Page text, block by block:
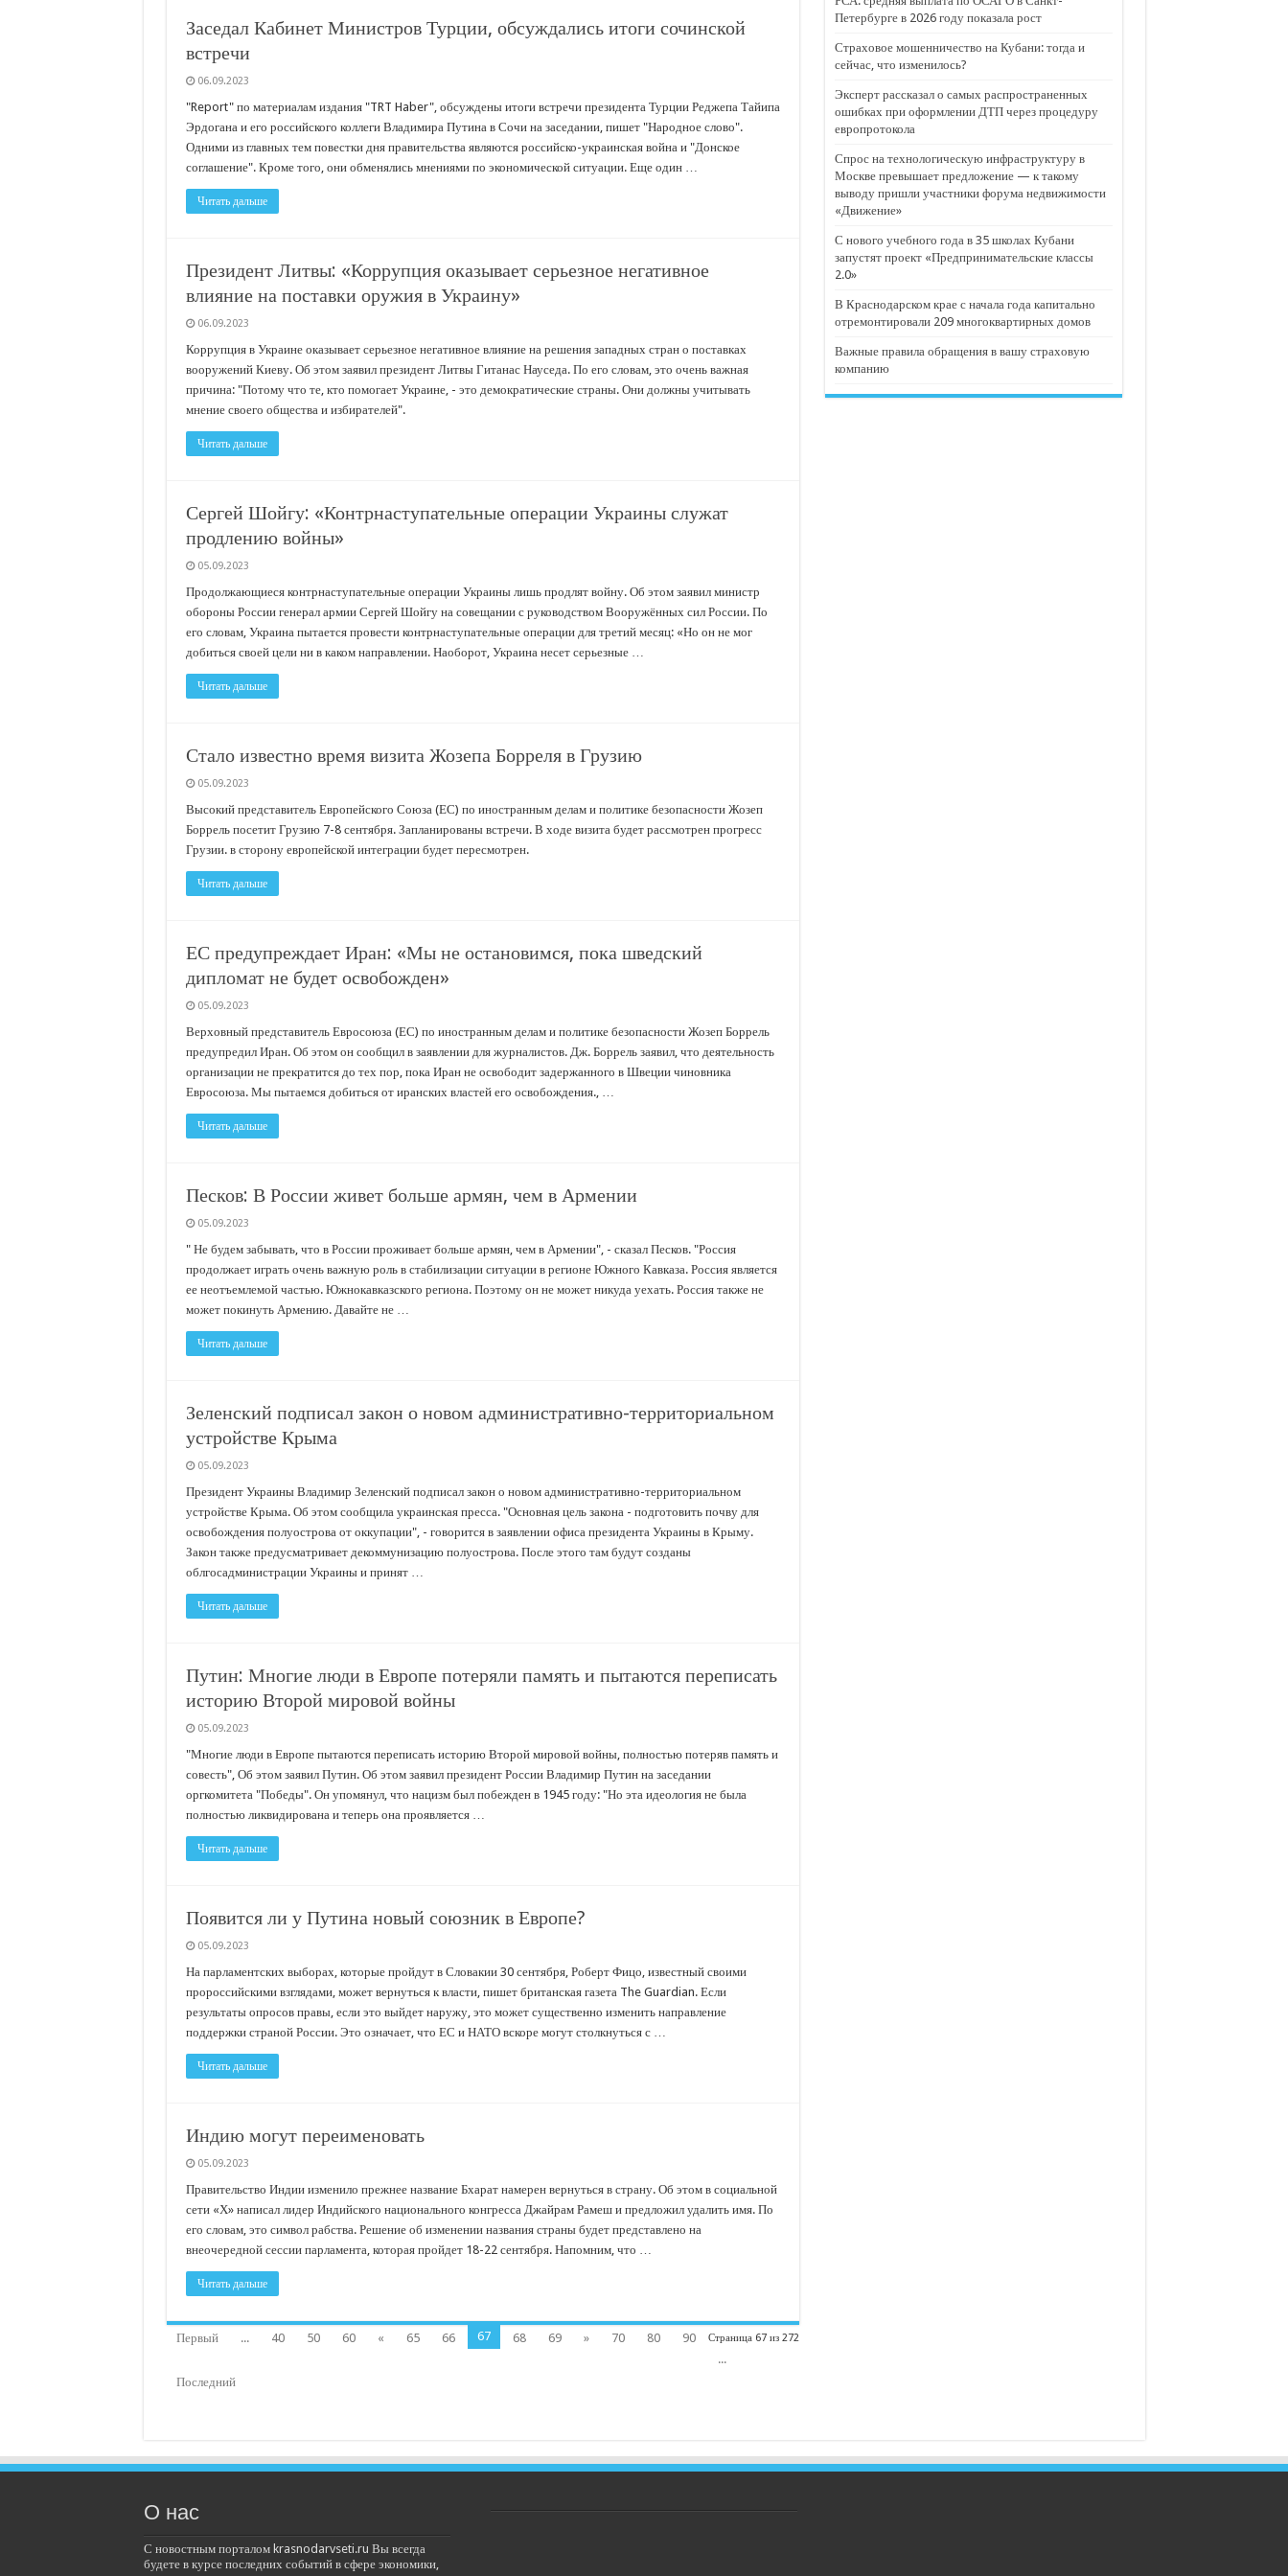
В Краснодарском крае с начала года капитально отремонтировали 209 многоквартирных домов
В городах и районах Кубани отметили День России
Стартовал прием заявок на 20-й юбилейный молодежный форум «Регион 93»
Заседал Кабинет Министров Турции, обсуждались итоги сочинской
встречи
06.09.2023
"Report" по материалам издания "TRT Haber", обсуждены итоги встречи президента Турции Реджепа Тайипа
Эрдогана и его российского коллеги Владимира Путина в Сочи на заседании, пишет "Народное слово".
Одними из главных тем повестки дня правительства являются российско-украинская война и "Донское
соглашение". Кроме того, они обменялись мнениями по экономической ситуации. Еще один …
Читать дальше
Президент Литвы: «Коррупция оказывает серьезное негативное
влияние на поставки оружия в Украину»
06.09.2023
Коррупция в Украине оказывает серьезное негативное влияние на решения западных стран о поставках
вооружений Киеву. Об этом заявил президент Литвы Гитанас Науседа. По его словам, это очень важная
причина: "Потому что те, кто помогает Украине, - это демократические страны. Они должны учитывать
мнение своего общества и избирателей".
Читать дальше
Сергей Шойгу: «Контрнаступательные операции Украины служат
продлению войны»
05.09.2023
Продолжающиеся контрнаступательные операции Украины лишь продлят войну. Об этом заявил министр
обороны России генерал армии Сергей Шойгу на совещании с руководством Вооружённых сил России. По
его словам, Украина пытается провести контрнаступательные операции для третий месяц: «Но он не мог
добиться своей цели ни в каком направлении. Наоборот, Украина несет серьезные …
Читать дальше
Стало известно время визита Жозепа Борреля в Грузию
05.09.2023
Высокий представитель Европейского Союза (ЕС) по иностранным делам и политике безопасности Жозеп
Боррель посетит Грузию 7-8 сентября. Запланированы встречи. В ходе визита будет рассмотрен прогресс
Грузии. в сторону европейской интеграции будет пересмотрен.
Читать дальше
ЕС предупреждает Иран: «Мы не остановимся, пока шведский
дипломат не будет освобожден»
05.09.2023
Верховный представитель Евросоюза (ЕС) по иностранным делам и политике безопасности Жозеп Боррель
предупредил Иран. Об этом он сообщил в заявлении для журналистов. Дж. Боррель заявил, что деятельность
организации не прекратится до тех пор, пока Иран не освободит задержанного в Швеции чиновника
Евросоюза. Мы пытаемся добиться от иранских властей его освобождения., …
Читать дальше
Песков: В России живет больше армян, чем в Армении
05.09.2023
" Не будем забывать, что в России проживает больше армян, чем в Армении", - сказал Песков. "Россия
продолжает играть очень важную роль в стабилизации ситуации в регионе Южного Кавказа. Россия является
ее неотъемлемой частью. Южнокавказского региона. Поэтому он не может никуда уехать. Россия также не
может покинуть Армению. Давайте не …
Читать дальше
Зеленский подписал закон о новом административно-территориальном
устройстве Крыма
05.09.2023
Президент Украины Владимир Зеленский подписал закон о новом административно-территориальном
устройстве Крыма. Об этом сообщила украинская пресса. "Основная цель закона - подготовить почву для
освобождения полуострова от оккупации", - говорится в заявлении офиса президента Украины в Крыму.
Закон также предусматривает декоммунизацию полуострова. После этого там будут созданы
облгосадминистрации Украины и принят …
Читать дальше
Путин: Многие люди в Европе потеряли память и пытаются переписать
историю Второй мировой войны
05.09.2023
"Многие люди в Европе пытаются переписать историю Второй мировой войны, полностью потеряв память и
совесть", Об этом заявил Путин. Об этом заявил президент России Владимир Путин на заседании
оргкомитета "Победы". Он упомянул, что нацизм был побежден в 1945 году: "Но эта идеология не была
полностью ликвидирована и теперь она проявляется …
Читать дальше
Появится ли у Путина новый союзник в Европе?
05.09.2023
На парламентских выборах, которые пройдут в Словакии 30 сентября, Роберт Фицо, известный своими
пророссийскими взглядами, может вернуться к власти, пишет британская газета The Guardian. Если
результаты опросов правы, если это выйдет наружу, это может существенно изменить направление
поддержки страной России. Это означает, что ЕС и НАТО вскоре могут столкнуться с …
Читать дальше
Индию могут переименовать
05.09.2023
Правительство Индии изменило прежнее название Бхарат намерен вернуться в страну. Об этом в социальной
сети «Х» написал лидер Индийского национального конгресса Джайрам Рамеш и предложил удалить имя. По
его словам, это символ рабства. Решение об изменении названия страны будет представлено на
внеочередной сессии парламента, которая пройдет 18-22 сентября. Напомним, что …
Читать дальше
Страница 67 из 272
Первый ... 40 50 60 « 65 66 67 68 69 » 70 80
90
...
Последний
Петербурге в 2026 году показала рост
Страховое мошенничество на Кубани: тогда и
сейчас, что изменилось?
Эксперт рассказал о самых распространенных
ошибках при оформлении ДТП через процедуру
европротокола
Спрос на технологическую инфраструктуру в
Москве превышает предложение — к такому
выводу пришли участники форума недвижимости
«Движение»
С нового учебного года в 35 школах Кубани
запустят проект «Предпринимательские классы
2.0»
В Краснодарском крае с начала года капитально
отремонтировали 209 многоквартирных домов
Важные правила обращения в вашу страховую
компанию
О нас
С новостным порталом krasnodarvseti.ru Вы всегда
будете в курсе последних событий в сфере экономики,